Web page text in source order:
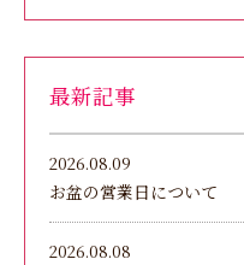
最新記事
2026.08.09
お盆の営業日について
2026.08.08